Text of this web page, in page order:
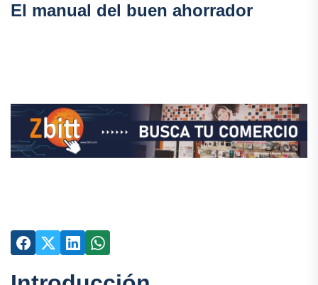
El manual del buen ahorrador